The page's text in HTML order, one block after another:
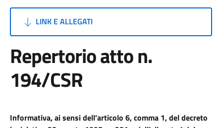
LINK E ALLEGATI
Repertorio atto n.
194/CSR
Informativa, ai sensi dell’articolo 6, comma 1, del decreto